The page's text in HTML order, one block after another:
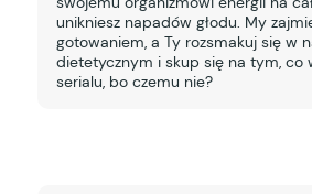
unikniesz napadów głodu. My
gotowaniem, a Ty rozsmakuj się w
dietetycznym i skup się na tym, co
serialu, bo czemu nie?